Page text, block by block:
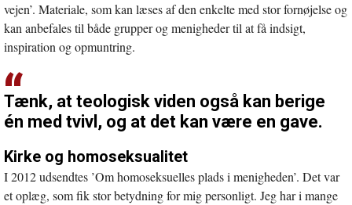
vejen’. Materiale, som kan læses af den enkelte med stor fornøjelse og
kan anbefales til både grupper og menigheder til at få indsigt,
inspiration og opmuntring.
Tænk, at teologisk viden også kan berige
én med tvivl, og at det kan være en gave.
Kirke og homoseksualitet
I 2012 udsendtes ’Om homoseksuelles plads i menigheden’. Det var
et oplæg, som fik stor betydning for mig personligt. Jeg har i mange